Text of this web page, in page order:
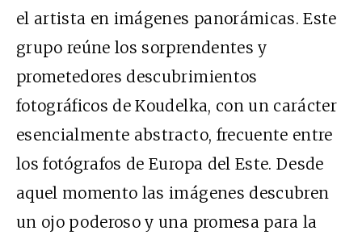
el artista en imágenes panorámicas. Este
grupo reúne los sorprendentes y
prometedores descubrimientos
fotográficos de Koudelka, con un carácter
esencialmente abstracto, frecuente entre
los fotógrafos de Europa del Este. Desde
aquel momento las imágenes descubren
un ojo poderoso y una promesa para la